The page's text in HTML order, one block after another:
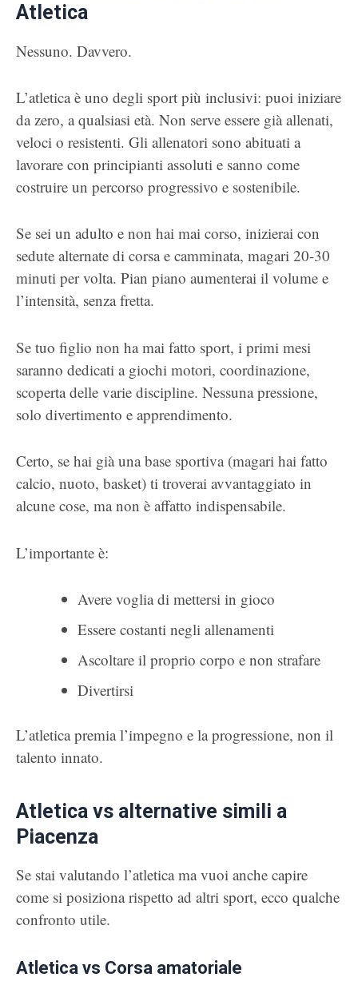
Atletica
Nessuno. Davvero.
L’atletica è uno degli sport più inclusivi: puoi iniziare
da zero, a qualsiasi età. Non serve essere già allenati,
veloci o resistenti. Gli allenatori sono abituati a
lavorare con principianti assoluti e sanno come
costruire un percorso progressivo e sostenibile.
Se sei un adulto e non hai mai corso, inizierai con
sedute alternate di corsa e camminata, magari 20-30
minuti per volta. Pian piano aumenterai il volume e
l’intensità, senza fretta.
Se tuo figlio non ha mai fatto sport, i primi mesi
saranno dedicati a giochi motori, coordinazione,
scoperta delle varie discipline. Nessuna pressione,
solo divertimento e apprendimento.
Certo, se hai già una base sportiva (magari hai fatto
calcio, nuoto, basket) ti troverai avvantaggiato in
alcune cose, ma non è affatto indispensabile.
L’importante è:
Avere voglia di mettersi in gioco
Essere costanti negli allenamenti
Ascoltare il proprio corpo e non strafare
Divertirsi
L’atletica premia l’impegno e la progressione, non il
talento innato.
Atletica vs alternative simili a
Piacenza
Se stai valutando l’atletica ma vuoi anche capire
come si posiziona rispetto ad altri sport, ecco qualche
confronto utile.
Atletica vs Corsa amatoriale